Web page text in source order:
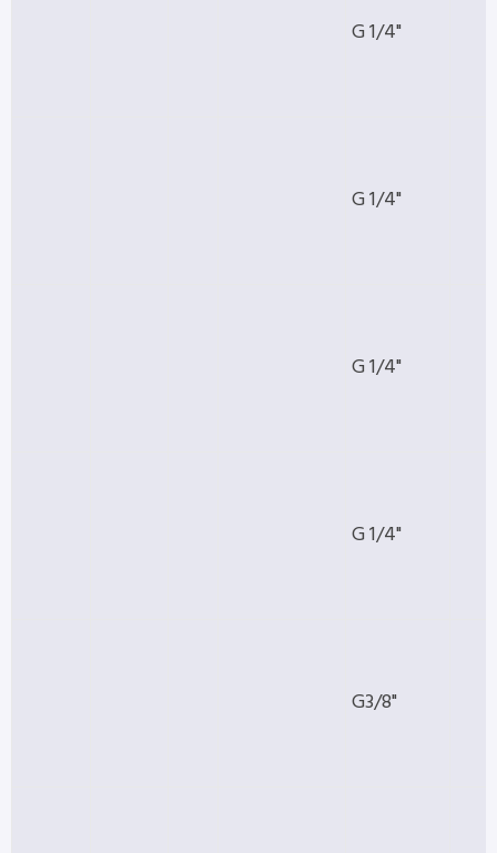
G 1/4"
G 1/4"
G 1/4"
G 1/4"
G3/8"